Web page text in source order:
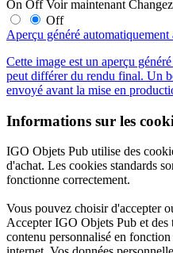
On Off Voir maintenant
Off
Aperçu généré
Cette image est un aperçu
peut différer du rendu final. Un
envoyé avant la mise en
Informations sur les
IGO Objets Pub utilise des
d'achat. Les cookies standards
fonctionne correctement.
Vous pouvez choisir d'accepter
Accepter IGO Objets Pub et des
contenu personnalisé en